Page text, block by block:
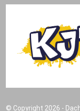
© Copyright 2026 -